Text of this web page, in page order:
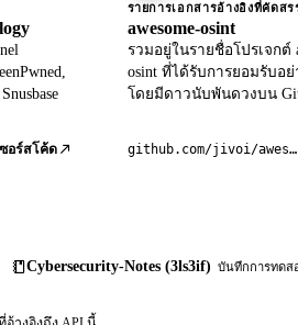
อร์สโค้ด
รายการเอกสารอ้างอิงที่คัดสร
awesome-osint
รวมอยู่ในรายชื่อโปรเจกต์
osint ที่ได้รับการยอมรับอย่
โดยมีดาวนับพันดวงบน
github.com/jivoi/awesome-osint
Cybersecurity-Notes (3ls3if) บันทึกการทดส